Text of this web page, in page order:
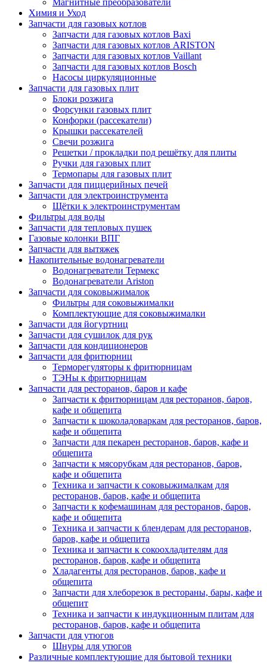
Магнитные преобразователи
Химия и Уход
Запчасти для газовых котлов
Запчасти для газовых котлов Baxi
Запчасти для газовых котлов ARISTON
Запчасти для газовых котлов Vaillant
Запчасти для газовых котлов Bosch
Насосы циркуляционные
Запчасти для газовых плит
Блоки розжига
Форсунки газовых плит
Конфорки (рассекатели)
Крышки рассекателей
Свечи розжига
Решетки / прокладки под решётку для плиты
Ручки для газовых плит
Термопары для газовых плит
Запчасти для пиццерийных печей
Запчасти для электроинструмента
Щётки к электроинструментам
Фильтры для воды
Запчасти для тепловых пушек
Газовые колонки ВПГ
Запчасти для вытяжек
Накопительные водонагреватели
Водонагреватели Термекс
Водонагреватели Ariston
Запчасти для соковыжималок
Фильтры для соковыжималки
Комплектующие для соковыжималки
Запчасти для йогуртниц
Запчасти для сушилок для рук
Запчасти для кондиционеров
Запчасти для фритюрниц
Терморегуляторы к фритюрницам
ТЭНы к фритюрницам
Запчасти для ресторанов, баров и кафе
Запчасти к фритюрницам для ресторанов, баров,
кафе и общепита
Запчасти к шоколадоваркам для ресторанов, баров,
кафе и общепита
Запчасти для пекарен ресторанов, баров, кафе и
общепита
Запчасти к мясорубкам для ресторанов, баров,
кафе и общепита
Техника и запчасти к соковыжималкам для
ресторанов, баров, кафе и общепита
Запчасти к кофемашинам для ресторанов, баров,
кафе и общепита
Техника и запчасти к блендерам для ресторанов,
баров, кафе и общепита
Техника и запчасти к сокоохладителям для
ресторанов, баров, кафе и общепита
Хладагенты для ресторанов, баров, кафе и
общепита
Запчасти для хлеборезок в рестораны, бары, кафе и
общепит
Техника и запчасти к индукционным плитам для
ресторанов, баров, кафе и общепита
Запчасти для утюгов
Шнуры для утюгов
Различные комплектующие для бытовой техники